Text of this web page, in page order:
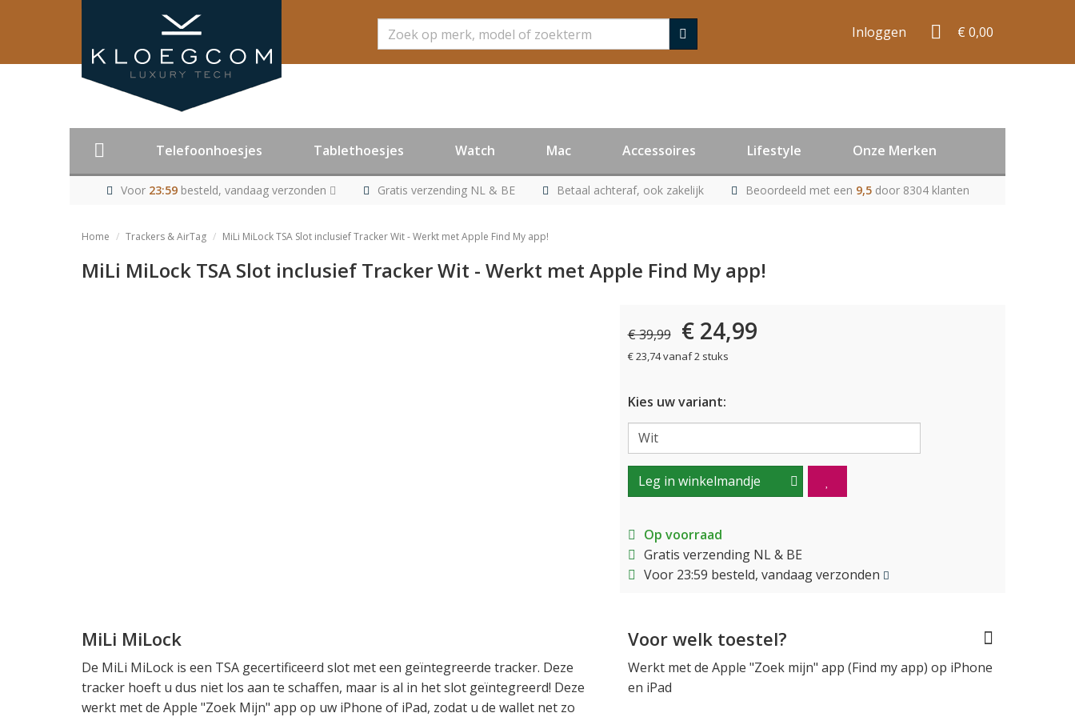
Zoeken Inloggen € 0,00
Telefoonhoesjes Tablethoesjes Watch Mac Accessoires Lifestyle Onze Merken
Voor 23:59besteld, vandaag verzonden Gratis verzending NL & BE Betaal achteraf, ook zakelijk Beoordeeld met een 9,5 door 8304 klanten
Home Trackers & AirTag MiLi MiLock TSA Slot inclusief Tracker Wit - Werkt met Apple Find My app!
MiLi MiLock TSA Slot inclusief Tracker Wit - Werkt met Apple Find My app!
€ 39,99 € 24,99
€ 23,74 vanaf 2 stuks
Kies uw variant:
Leg in winkelmandje
Op voorraad
Gratis verzending NL & BE
Voor 23:59 besteld, vandaag verzonden
MiLi MiLock
De MiLi MiLock is een TSA gecertificeerd slot met een geïntegreerde tracker. Deze
tracker hoeft u dus niet los aan te schaffen, maar is al in het slot geïntegreerd! Deze
werkt met de Apple "Zoek Mijn" app op uw iPhone of iPad, zodat u de wallet net zo
Voor welk toestel?
Werkt met de Apple "Zoek mijn" app (Find my app) op iPhone
en iPad